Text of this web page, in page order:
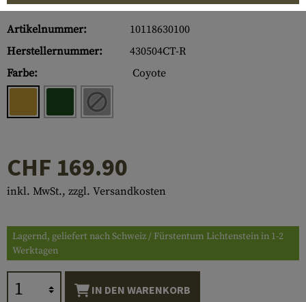
Artikelnummer:
10118630100
Herstellernummer:
430504CT-R
Farbe:
Coyote
CHF 169.90
inkl. MwSt., zzgl. Versandkosten
Lagernd, geliefert nach Schweiz / Fürstentum Lichtenstein in 1-2
Werktagen
IN DEN WARENKORB